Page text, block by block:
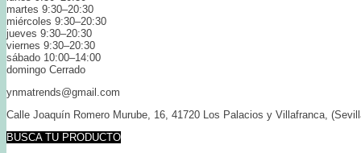
martes 9:30–20:30
miércoles 9:30–20:30
jueves 9:30–20:30
viernes 9:30–20:30
sábado 10:00–14:00
domingo Cerrado
ynmatrends@gmail.com
Calle Joaquín Romero Murube, 16, 41720 Los Palacios y Villafranca,
BUSCA TU PRODUCTO